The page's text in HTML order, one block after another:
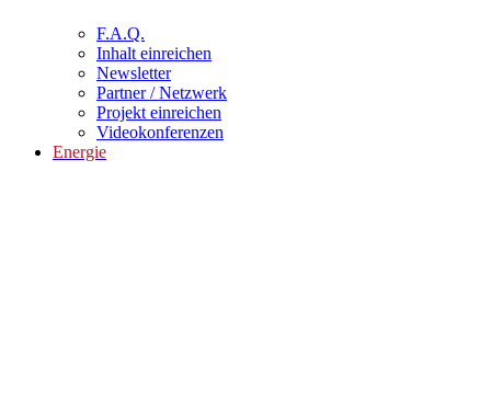
F.A.Q.
Inhalt einreichen
Newsletter
Partner / Netzwerk
Projekt einreichen
Videokonferenzen
Energie